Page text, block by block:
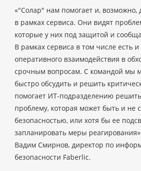
«"Солар" нам помогает и, возможно,
в рамках сервиса. Они видят
которые у них под защитой и
В рамках сервиса в том числе есть
оперативного взаимодействия в
срочным вопросам. С командой мы
быстро обсудить и решить
помогает ИТ-подразделению
проблему, которая может быть и не
безопасностью, или хотя бы ее
запланировать меры
Вадим Смирнов, директор по
безопасности Faberlic.